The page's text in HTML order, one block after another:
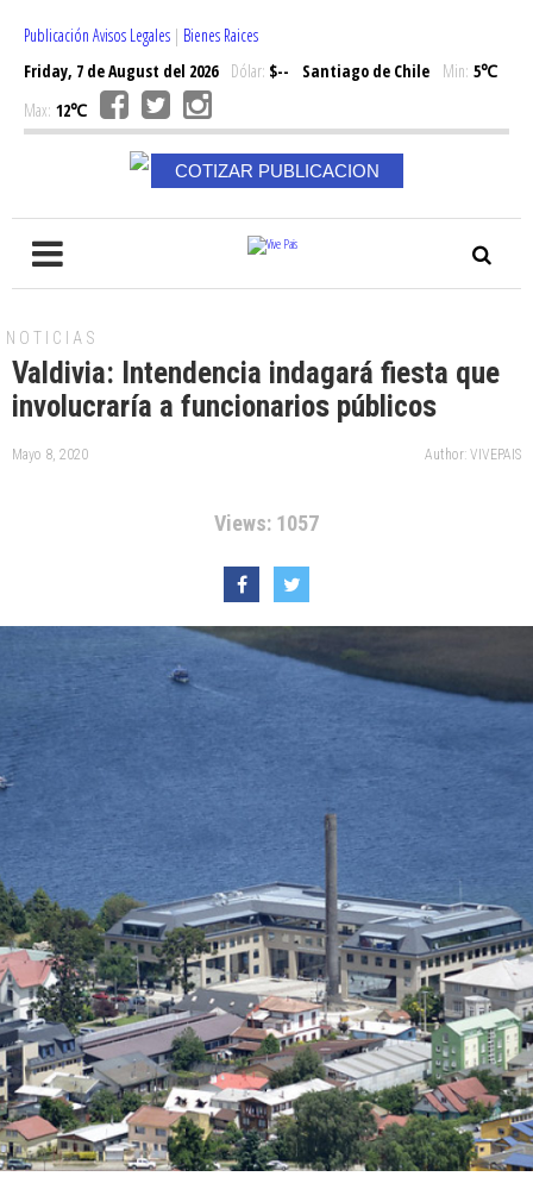
Publicación Avisos Legales | Bienes Raices
Friday, 7 de August del 2026Dólar: $-- Santiago de Chile Min: 5℃
Max: 12℃
COTIZAR PUBLICACION
NOTICIAS
Valdivia: Intendencia indagará fiesta que
involucraría a funcionarios públicos
Mayo 8, 2020 Author: VIVEPAIS
Views: 1057